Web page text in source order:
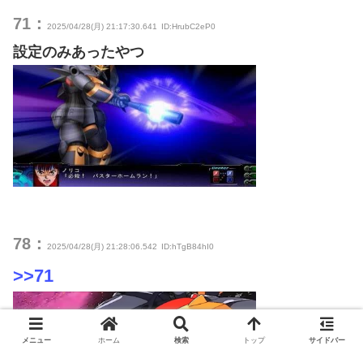
71： 2025/04/28(月) 21:17:30.641 ID:HrubC2eP0
設定のみあったやつ
78： 2025/04/28(月) 21:28:06.542 ID:hTgB84hI0
>>71
メニュー ホーム 検索 トップ サイドバー